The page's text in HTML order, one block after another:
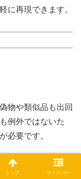
に再現できます。
物や類似品も出回
例外ではないた
必要です。
トップ サイドバー